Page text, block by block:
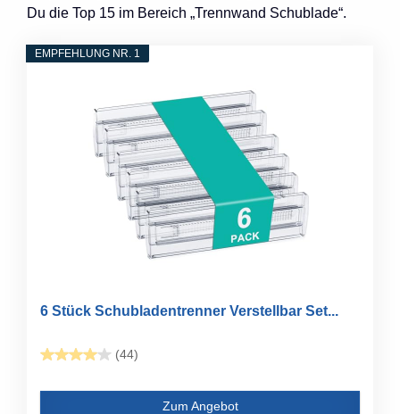
Du die Top 15 im Bereich „Trennwand Schublade“.
EMPFEHLUNG NR. 1
6 Stück Schubladentrenner Verstellbar Set...
(44)
Zum Angebot